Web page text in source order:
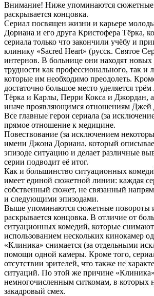
Внимание! Ниже упоминаются сюжетные
раскрывается концовка.
Сериал посвящен жизни и карьере
Дориана и его друга Кристофера Тёрка,
сериала только что закончили учёбу и
клинику «Sacred Heart» (русск. Святое
интернов. В больнице они находят
трудности как профессионального, так и
которые им необходимо преодолеть.
достаточно большое место уделяется
Тёрка и Карлы, Перри Кокса и Джордан,
иначе проявляющимся отношениям Джей
Все главные герои сериала (за
прямое отношение к медицине.
Повествование (за исключением
имени Джона Дориана, который
эпизоде ситуацию и делает различные
серии подводит её итог.
Как и большинство ситуационных
имеет единой сюжетной линии: каждая
собственный сюжет, не связанный
и следующими эпизодами.
Выше упоминаются сюжетные повороты
раскрывается концовка. В отличие от
ситуационных комедий, которые
использованием нескольких кинокамер
«Клиника» снимается (за отдельными
помощи одной камеры. Кроме того,
отсутствии зрителей, что также не
ситуаций. По этой же причине
немногочисленным ситкомам, в которых
закадровый смех.